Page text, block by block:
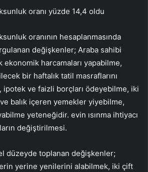
oranı yüzde 14,4 oldu
oranının hesaplanmasında
değişkenler; Araba sahibi
harcamaları yapabilme,
bir haftalık tatil masraflarını
ipotek ve faizli borçları ödeyebilme, iki
balık içeren yemekler yiyebilme,
yeteneğidir. evin ısınma ihtiyacı
değiştirilmesi.
düzeyde toplanan değişkenler;
yerine yenilerini alabilmek, iki çift